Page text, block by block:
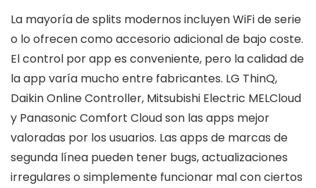
La mayoría de splits modernos incluyen WiFi de serie
o lo ofrecen como accesorio adicional de bajo coste.
El control por app es conveniente, pero la calidad de
la app varía mucho entre fabricantes. LG ThinQ,
Daikin Online Controller, Mitsubishi Electric MELCloud
y Panasonic Comfort Cloud son las apps mejor
valoradas por los usuarios. Las apps de marcas de
segunda línea pueden tener bugs, actualizaciones
irregulares o simplemente funcionar mal con ciertos